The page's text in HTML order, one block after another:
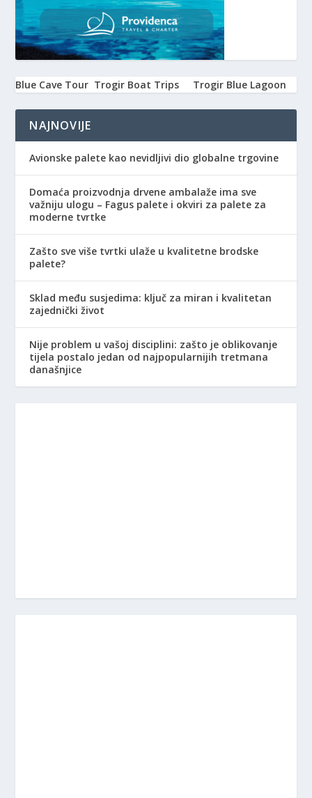
Blue Cave Tour Trogir Boat Trips Trogir Blue Lagoon
NAJNOVIJE
Avionske palete kao nevidljivi dio globalne trgovine
Domaća proizvodnja drvene ambalaže ima sve
važniju ulogu – Fagus palete i okviri za palete za
moderne tvrtke
Zašto sve više tvrtki ulaže u kvalitetne brodske
palete?
Sklad među susjedima: ključ za miran i kvalitetan
zajednički život
Nije problem u vašoj disciplini: zašto je oblikovanje
tijela postalo jedan od najpopularnijih tretmana
današnjice